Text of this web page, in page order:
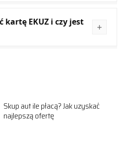
kartę EKUZ i czy jest
Skup aut ile płacą? Jak uzyskać
najlepszą ofertę